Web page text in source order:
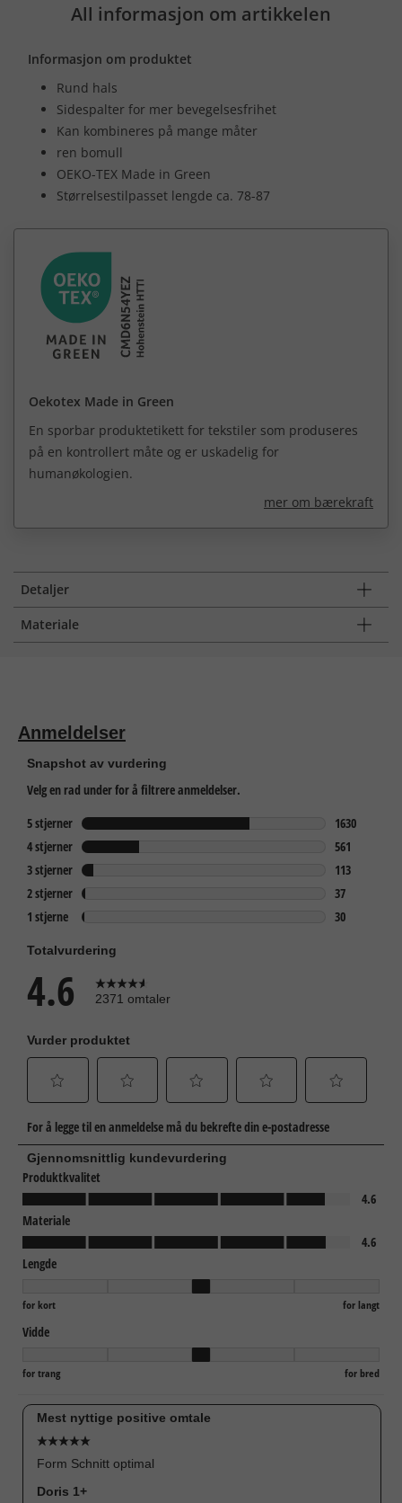
All informasjon om artikkelen
Informasjon om produktet
Rund hals
Sidespalter for mer bevegelsesfrihet
Kan kombineres på mange måter
ren bomull
OEKO-TEX Made in Green
Størrelsestilpasset lengde ca. 78-87
Oekotex Made in Green
En sporbar produktetikett for tekstiler som produseres
på en kontrollert måte og er uskadelig for
humanøkologien.
mer om bærekraft
Detaljer
Materiale